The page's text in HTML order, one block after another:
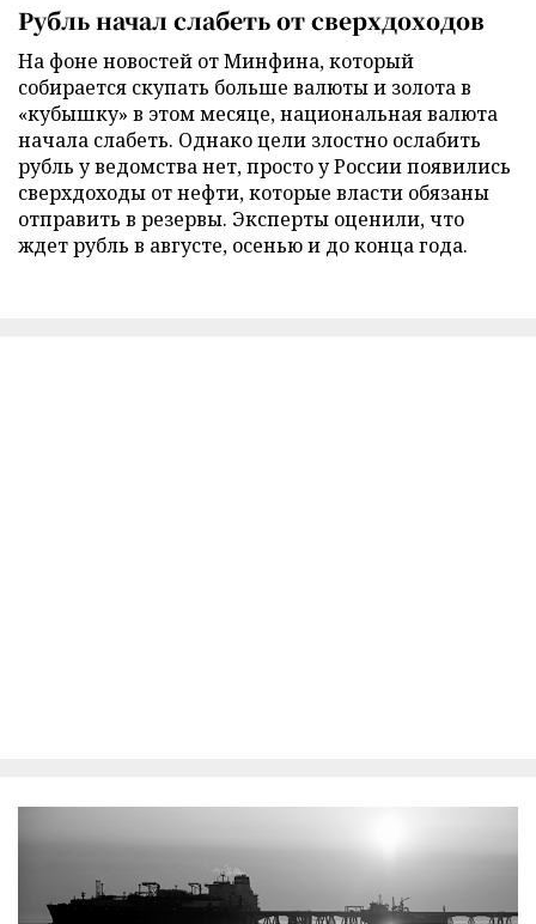
Рубль начал слабеть от сверхдоходов
На фоне новостей от Минфина, который
собирается скупать больше валюты и золота в
«кубышку» в этом месяце, национальная валюта
начала слабеть. Однако цели злостно ослабить
рубль у ведомства нет, просто у России появились
сверхдоходы от нефти, которые власти обязаны
отправить в резервы. Эксперты оценили, что
ждет рубль в августе, осенью и до конца года.